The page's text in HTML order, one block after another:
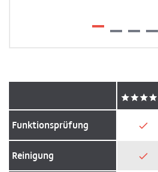
Funktionsprüfung
Reinigung